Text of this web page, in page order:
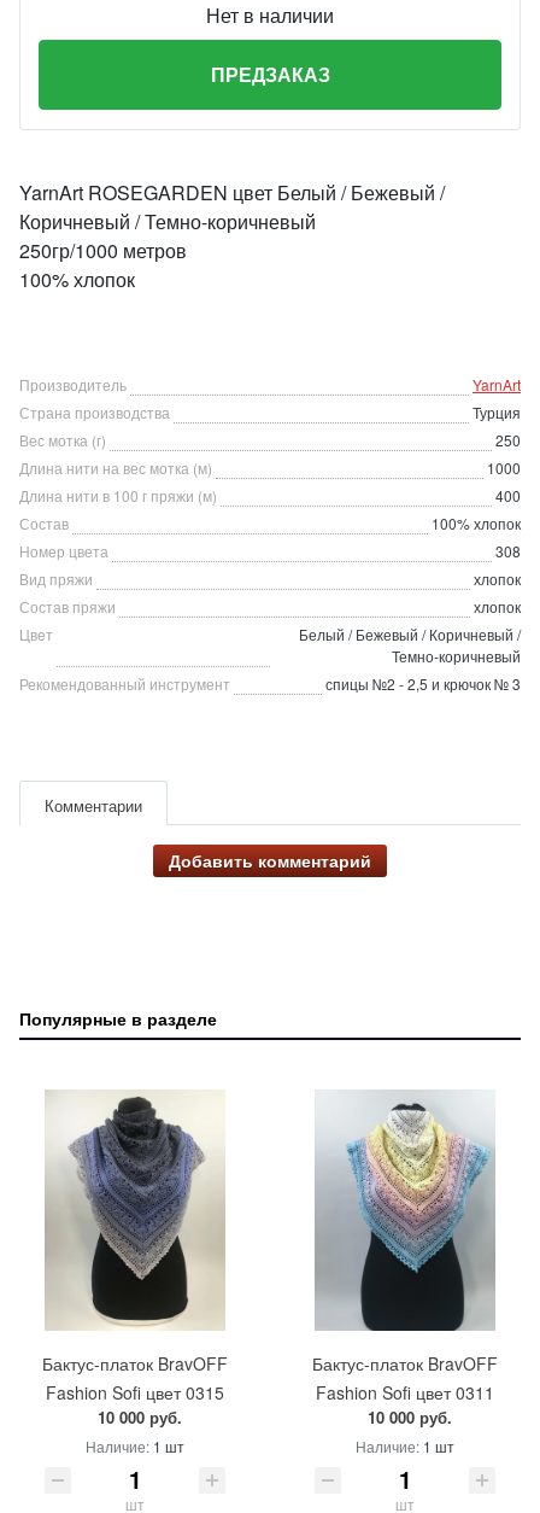
Нет в наличии
ПРЕДЗАКАЗ
YarnArt ROSEGARDEN цвет Белый / Бежевый /
Коричневый / Темно-коричневый
250гр/1000 метров
100% хлопок
Производитель
YarnArt
Страна производства
Турция
Вес мотка (г)
250
Длина нити на вес мотка (м)
1000
Длина нити в 100 г пряжи (м)
400
Состав
100% хлопок
Номер цвета
308
Вид пряжи
хлопок
Состав пряжи
хлопок
Цвет
Белый / Бежевый / Коричневый /
Темно-коричневый
Рекомендованный инструмент
спицы №2 - 2,5 и крючок № 3
Комментарии
Добавить комментарий
Популярные в разделе
Бактус-платок BravOFF
Fashion Sofi цвет 0315
10 000 руб.
Наличие: 1 шт
шт
Бактус-платок BravOFF
Fashion Sofi цвет 0311
10 000 руб.
Наличие: 1 шт
шт